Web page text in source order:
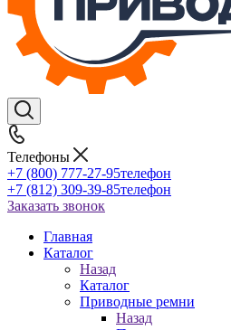
Телефоны
+7 (800) 777-27-95телефон
+7 (812) 309-39-85телефон
Заказать звонок
Главная
Каталог
Назад
Каталог
Приводные ремни
Назад